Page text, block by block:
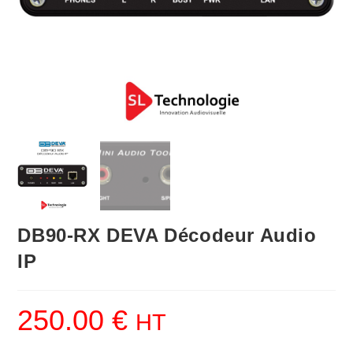
DB90-RX DEVA Décodeur Audio
IP
250.00€ HT